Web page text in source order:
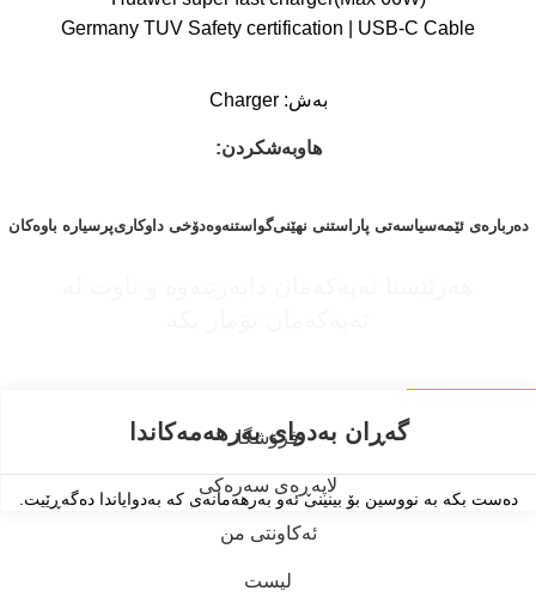
Germany TUV Safety certification | USB-C Cable
بەش: Charger
هاوبەشکردن:
دەربارەی ئێمەسیاسەتی پاراستنی نهێنیگواستنەوەدۆخی داوکاریپرسیارە باوەکان
دەست بکە بە نووسین بۆ بینینی ئەو بەرهەمانەی کە بەدوایاندا دەگەڕێیت.
فرۆشگا
لاپەڕەی سەرەکی
ئەکاونتی من
لیست